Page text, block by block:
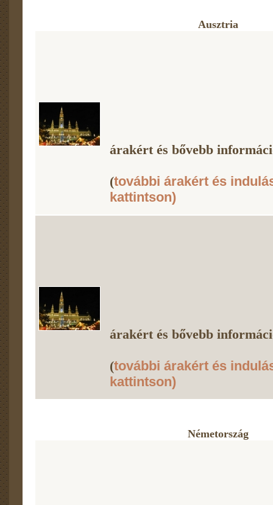
Ausztria
árakért és bővebb
(további árakért és
kattintson)
árakért és bővebb
(további árakért és
kattintson)
Németország